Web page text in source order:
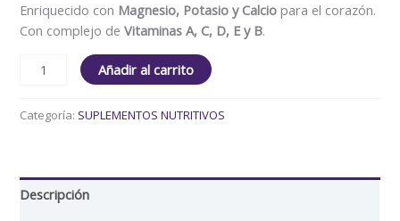
Enriquecido con Magnesio, Potasio y Calcio para el corazón.
Con complejo deVitaminas A, C, D, E y B.
Añadir al carrito
Categoría: SUPLEMENTOS NUTRITIVOS
Descripción